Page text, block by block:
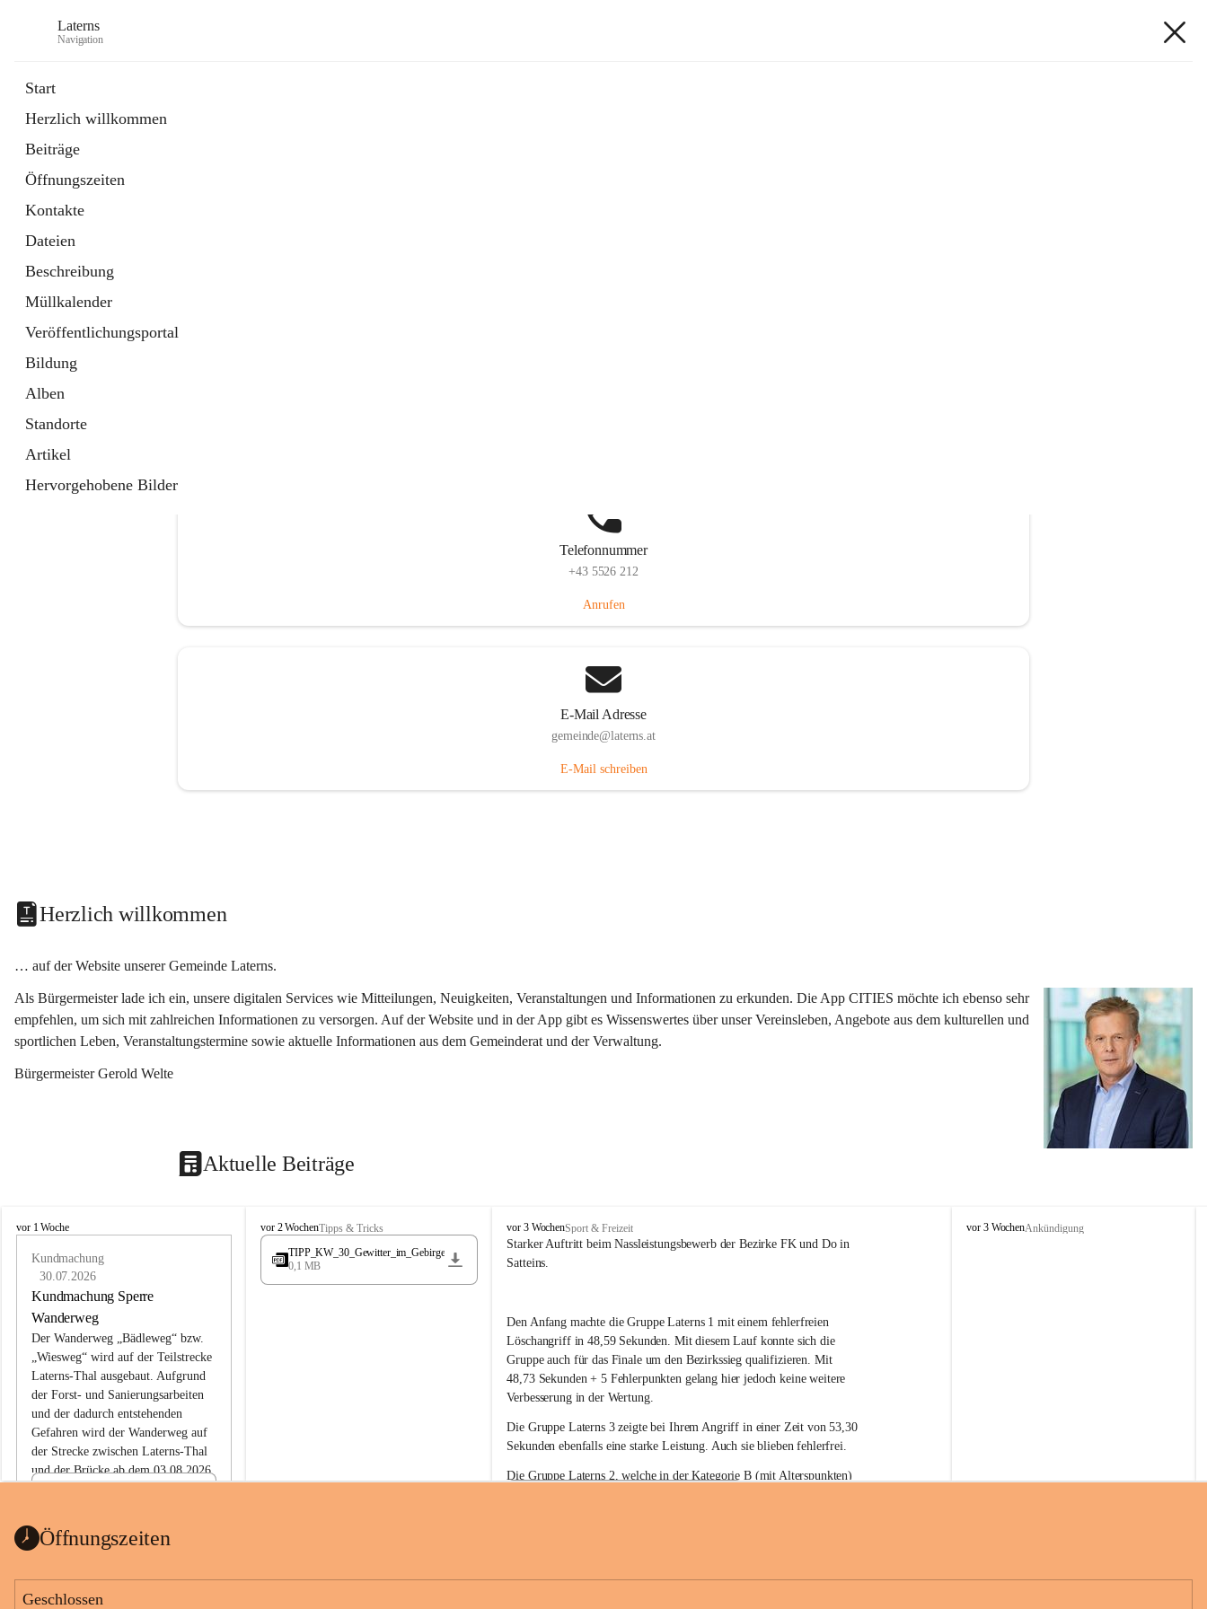
Laterns
Navigation
Start
Herzlich willkommen
Beiträge
Öffnungszeiten
Kontakte
Dateien
Beschreibung
Müllkalender
Veröffentlichungsportal
Bildung
Alben
Standorte
Artikel
Hervorgehobene Bilder
Telefonnummer
+43 5526 212
Anrufen
E-Mail Adresse
gemeinde@laterns.at
E-Mail schreiben
Herzlich willkommen
… auf der Website unserer Gemeinde Laterns.
Als Bürgermeister lade ich ein, unsere digitalen Services wie Mitteilungen, Neuigkeiten, Veranstaltungen und Informationen zu erkunden. Die App CITIES möchte ich ebenso sehr
empfehlen, um sich mit zahlreichen Informationen zu versorgen. Auf der Website und in der App gibt es Wissenswertes über unser Vereinsleben, Angebote aus dem kulturellen und
sportlichen Leben, Veranstaltungstermine sowie aktuelle Informationen aus dem Gemeinderat und der Verwaltung.
Bürgermeister Gerold Welte
Aktuelle Beiträge
L
vor 1 Woche
Kundmachung
30.07.2026
Kundmachung Sperre
Wanderweg
Der Wanderweg „Bädleweg“ bzw.
„Wiesweg“ wird auf der Teilstrecke
Laterns-Thal ausgebaut. Aufgrund
der Forst- und Sanierungsarbeiten
und der dadurch entstehenden
Gefahren wird der Wanderweg auf
der Strecke zwischen Laterns-Thal
und der Brücke ab dem 03.08.2026
ht
1 Seite•0,1 MB
L
a
e
vor 2 WochenTipps & Tricks
TIPP_KW_30_Gewitter_im_Gebirge
0,1 MB
F
r
e
l
l
i
g
e
F
e
u
e
r
w
t
vor 3 WochenSport & Freizeit
Starker Auftritt beim Nassleistungsbewerb der Bezirke FK und Do in
Satteins.
Den Anfang machte die Gruppe Laterns 1 mit einem fehlerfreien
Löschangriff in 48,59 Sekunden. Mit diesem Lauf konnte sich die
Gruppe auch für das Finale um den Bezirkssieg qualifizieren. Mit
48,73 Sekunden + 5 Fehlerpunkten gelang hier jedoch keine weitere
Verbesserung in der Wertung.
Die Gruppe Laterns 3 zeigte bei Ihrem Angriff in einer Zeit von 53,30
Sekunden ebenfalls eine starke Leistung. Auch sie blieben fehlerfrei.
Die Gruppe Laterns 2, welche in der Kategorie B (mit Alterspunkten)
L
vor 3 WochenAnkündigung
Öffnungszeiten
Geschlossen